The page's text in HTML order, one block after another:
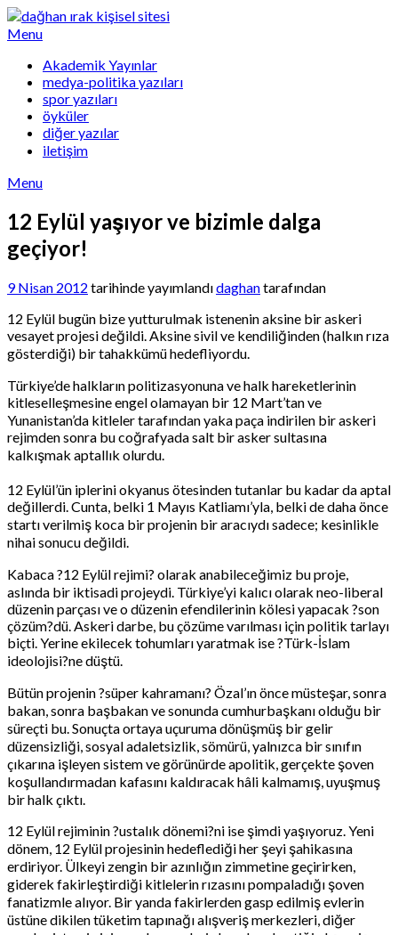
Skip
to
Menu
Akademik Yayınlar
medya-politika yazıları
spor yazıları
öyküler
diğer yazılar
iletişim
Menu
12 Eylül yaşıyor ve bizimle dalga
geçiyor!
9 Nisan 2012 tarihinde yayımlandıdaghantarafından
12 Eylül bugün bize yutturulmak istenenin aksine bir askeri
vesayet projesi değildi. Aksine sivil ve kendiliğinden (halkın rıza
gösterdiği) bir tahakkümü hedefliyordu.
Türkiye’de halkların politizasyonuna ve halk hareketlerinin
kitleselleşmesine engel olamayan bir 12 Mart’tan ve
Yunanistan’da kitleler tarafından yaka paça indirilen bir askeri
rejimden sonra bu coğrafyada salt bir asker sultasına
kalkışmak aptallık olurdu.
12 Eylül’ün iplerini okyanus ötesinden tutanlar bu kadar da aptal
değillerdi. Cunta, belki 1 Mayıs Katliamı’yla, belki de daha önce
startı verilmiş koca bir projenin bir aracıydı sadece; kesinlikle
nihai sonucu değildi.
Kabaca ?12 Eylül rejimi? olarak anabileceğimiz bu proje,
aslında bir iktisadi projeydi. Türkiye’yi kalıcı olarak neo-liberal
düzenin parçası ve o düzenin efendilerinin kölesi yapacak ?son
çözüm?dü. Askeri darbe, bu çözüme varılması için politik tarlayı
biçti. Yerine ekilecek tohumları yaratmak ise ?Türk-İslam
ideolojisi?ne düştü.
Bütün projenin ?süper kahramanı? Özal’ın önce müsteşar, sonra
bakan, sonra başbakan ve sonunda cumhurbaşkanı olduğu bir
süreçti bu. Sonuçta ortaya uçuruma dönüşmüş bir gelir
düzensizliği, sosyal adaletsizlik, sömürü, yalnızca bir sınıfın
çıkarına işleyen sistem ve görünürde apolitik, gerçekte şoven
koşullandırmadan kafasını kaldıracak hâli kalmamış, uyuşmuş
bir halk çıktı.
12 Eylül rejiminin ?ustalık dönemi?ni ise şimdi yaşıyoruz. Yeni
dönem, 12 Eylül projesinin hedeflediği her şeyi şahikasına
erdiriyor. Ülkeyi zengin bir azınlığın zimmetine geçirirken,
giderek fakirleştirdiği kitlelerin rızasını pompaladığı şoven
fanatizmle alıyor. Bir yanda fakirlerden gasp edilmiş evlerin
üstüne dikilen tüketim tapınağı alışveriş merkezleri, diğer